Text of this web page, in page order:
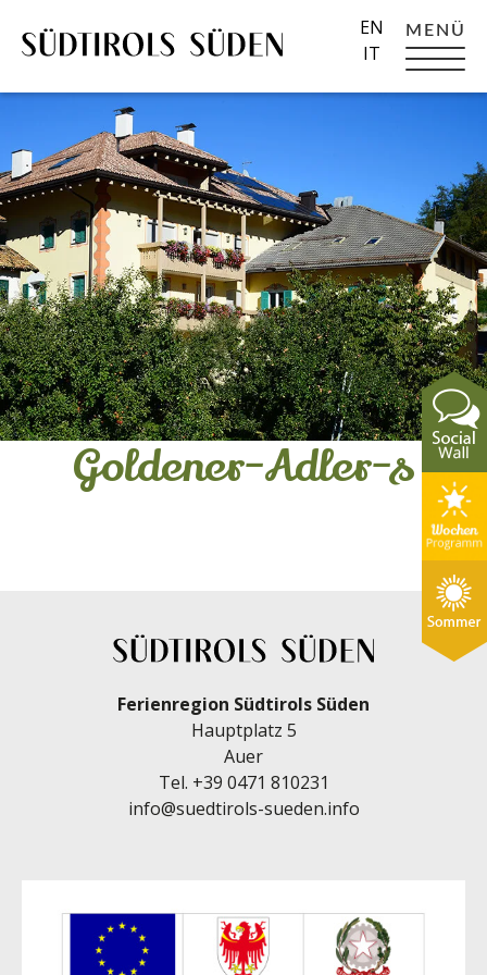
MENÜ
EN
IT
Goldener-Adler-s
Ferienregion Südtirols Süden
Hauptplatz 5
Auer
Tel. +39 0471 810231
info@suedtirols-sueden.info